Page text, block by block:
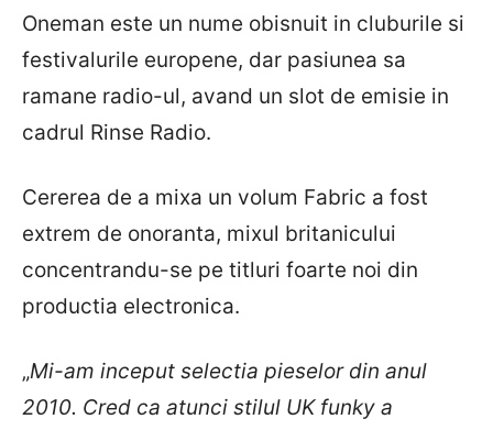
Oneman este un nume obisnuit in cluburile si
festivalurile europene, dar pasiunea sa
ramane radio-ul, avand un slot de emisie in
cadrul Rinse Radio.
Cererea de a mixa un volum Fabric a fost
extrem de onoranta, mixul britanicului
concentrandu-se pe titluri foarte noi din
productia electronica.
„Mi-am inceput selectia pieselor din anul
2010. Cred ca atunci stilul UK funky a